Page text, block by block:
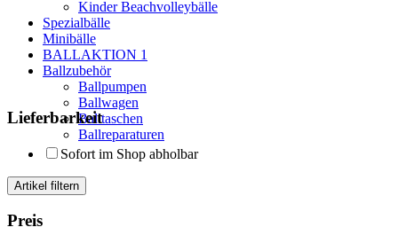
Kinder Beachvolleybälle
Spezialbälle
Minibälle
BALLAKTION 1
Ballzubehör
Ballpumpen
Ballwagen
Balltaschen
Ballreparaturen
Lieferbarkeit
Sofort im Shop abholbar
Artikel filtern
Preis